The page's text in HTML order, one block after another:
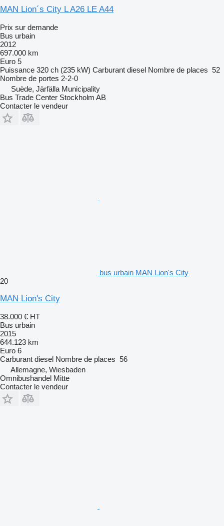
MAN Lion´s City L A26 LE A44
Prix sur demande
Bus urbain
2012
697.000 km
Euro 5
Puissance 320 ch (235 kW) Carburant diesel Nombre de places 52
Nombre de portes 2-2-0
Suède, Järfälla Municipality
Bus Trade Center Stockholm AB
Contacter le vendeur
bus urbain MAN Lion's City
20
MAN Lion's City
38.000 € HT
Bus urbain
2015
644.123 km
Euro 6
Carburant diesel Nombre de places 56
Allemagne, Wiesbaden
Omnibushandel Mitte
Contacter le vendeur